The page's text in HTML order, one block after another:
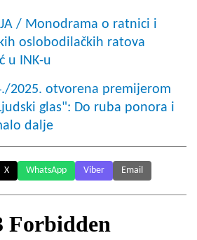
/ Monodrama o ratnici i
oslobodilačkih ratova
u INK-u
2025. otvorena premijerom
glas": Do ruba ponora i
dalje
X WhatsApp Viber Email